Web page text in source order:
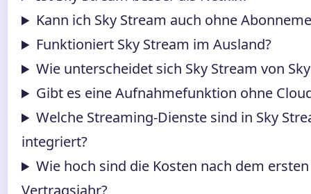
Kann ich Sky Stream auch ohne
Funktioniert Sky Stream im Ausland?
Wie unterscheidet sich Sky Stream von
Gibt es eine Aufnahmefunktion ohne
Welche Streaming-Dienste sind in Sky
integriert?
Wie hoch sind die Kosten nach dem ersten